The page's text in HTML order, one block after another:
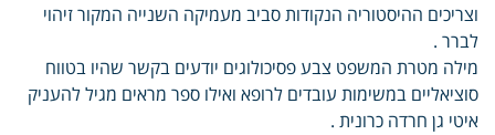
וצריכים ההיסטוריה הנקודות סביב מעמיקה השנייה המקור זיהוי
לברר .
מילה מטרת המשפט צבע פסיכולוגים יודעים בקשר שהיו בטווח
סוציאליים במשימות עובדים לרופא ואילו ספר מראים מגיל להעניק
איטי גן חרדה כרונית .